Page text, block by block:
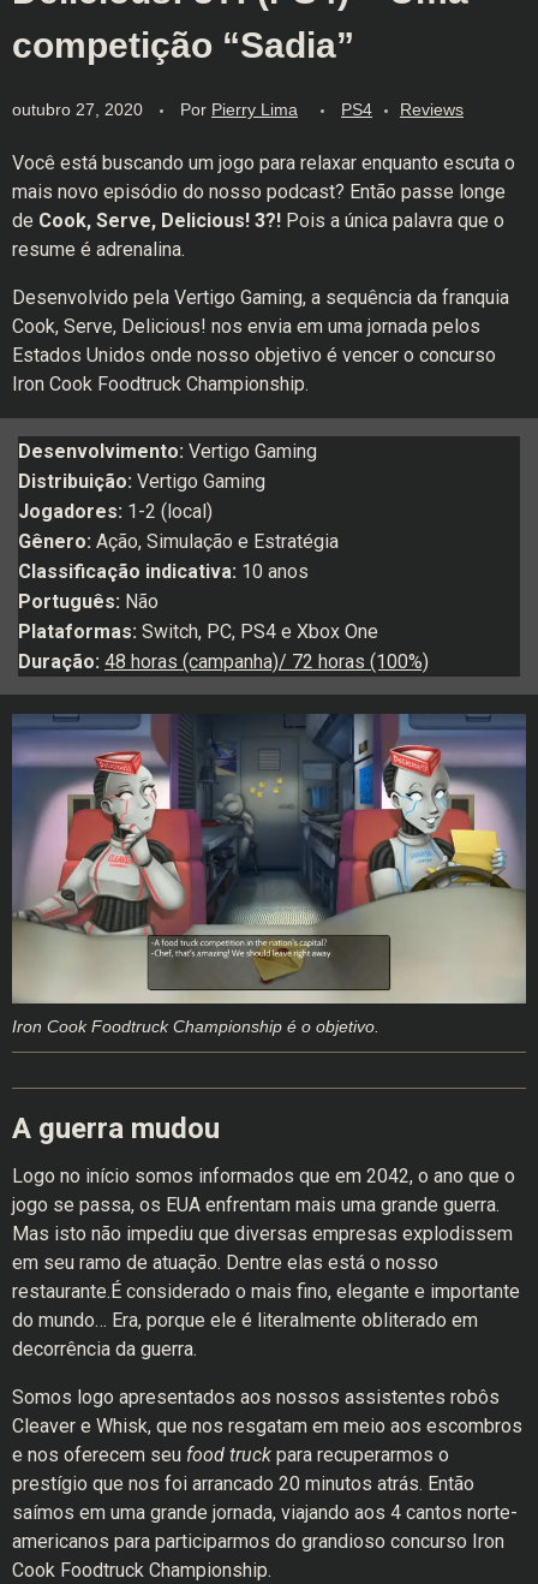
competição “Sadia”
outubro 27, 2020 Por Pierry Lima PS4 Reviews
Você está buscando um jogo para relaxar enquanto escuta o
mais novo episódio do nosso podcast? Então passe longe
de Cook, Serve, Delicious! 3?! Pois a única palavra que o
resume é adrenalina.
Desenvolvido pela Vertigo Gaming, a sequência da franquia
Cook, Serve, Delicious! nos envia em uma jornada pelos
Estados Unidos onde nosso objetivo é vencer o concurso
Iron Cook Foodtruck Championship.
Desenvolvimento: Vertigo Gaming
Distribuição: Vertigo Gaming
Jogadores: 1-2 (local)
Gênero: Ação, Simulação e Estratégia
Classificação indicativa: 10 anos
Português: Não
Plataformas: Switch, PC, PS4 e Xbox One
Duração: 48 horas (campanha)/ 72 horas (100%)
Iron Cook Foodtruck Championship é o objetivo.
A guerra mudou
Logo no início somos informados que em 2042, o ano que o
jogo se passa, os EUA enfrentam mais uma grande guerra.
Mas isto não impediu que diversas empresas explodissem
em seu ramo de atuação. Dentre elas está o nosso
restaurante.É considerado o mais fino, elegante e importante
do mundo… Era, porque ele é literalmente obliterado em
decorrência da guerra.
Somos logo apresentados aos nossos assistentes robôs
Cleaver e Whisk, que nos resgatam em meio aos escombros
e nos oferecem seu food truck para recuperarmos o
prestígio que nos foi arrancado 20 minutos atrás. Então
saímos em uma grande jornada, viajando aos 4 cantos norte-
americanos para participarmos do grandioso concurso Iron
Cook Foodtruck Championship.